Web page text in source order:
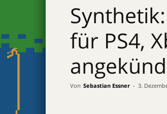
für PS4,
Von Sebastian Essner - 3.